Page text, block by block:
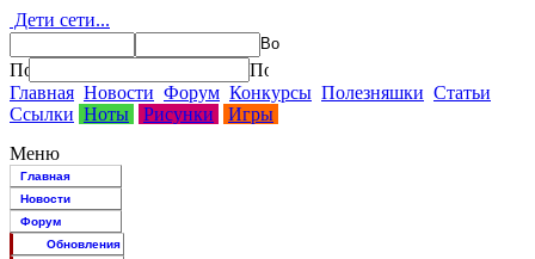
Дети сети...
Главная Новости Форум Конкурсы Полезняшки Статьи
Ссылки Ноты Рисунки
Игры
Меню
Главная
Новости
Форум
Обновления